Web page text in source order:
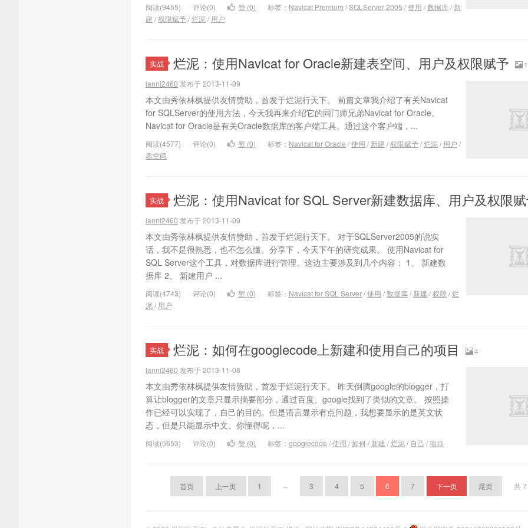
阅读(9455) 评论(0) 赞 (0) 标签： Navicat Premium /SQLServer 2005 /使用 /数据库/ 新
建 /权限赋予/烂泥/ 用户
实战 烂泥：使用Navicat for Oracle新建表空间、用户及权限赋予
lanni2460 发布于 2013-11-09
本文由秀依林枫提供友情赞助，首发于烂泥行天下。 前篇文章我介绍了有关Navicat
for SQLServer的使用方法，今天我再来介绍它的同门师兄弟Navicat for Oracle。
Navicat for Oracle是有关Oracle数据库的客户端工具。通过这个客户端，...
阅读(4577) 评论(0) 赞 (0) 标签： Navicat for Oracle /使用 / 新建 /权限赋予/烂泥/ 用户 /
表空间
实战 烂泥：使用Navicat for SQL Server新建数据库、用户及权限
lanni2460 发布于 2013-11-09
本文由秀依林枫提供友情赞助，首发于烂泥行天下。 对于SQLServer2005的说实
话，我不是很熟悉，也不怎么懂。分享下，今天下午的研究成果。 使用Navicat for
SQL Server这个工具，对数据库进行管理。这边主要涉及到几个内容： 1、 新建数
据库 2、 新建用户 ...
阅读(4743) 评论(0) 赞 (0) 标签： Navicat for SQL Server/使用 /数据库/ 新建 /权限 /烂
泥/ 用户
实战 烂泥：如何在googlecode上新建和使用自己的项目
4
lanni2460 发布于 2013-11-08
本文由秀依林枫提供友情赞助，首发于烂泥行天下。 昨天倒腾google的blogger，打
算让blogger的文章只显示摘要部分，通过百度、google找到了类似的文章。 按照操
作已经可以实现了，自己的目的。但是语言显示有点问题，我想要显示的是英文状
态，但是只能显示中文。你懂得呢，...
阅读(5653) 评论(0) 赞 (0) 标签： googlecode /使用 /如何/ 新建 /烂泥/ 自己 /项目
首页 上一页 1 ··· 3 4 5 6 7 下一页 尾页 共